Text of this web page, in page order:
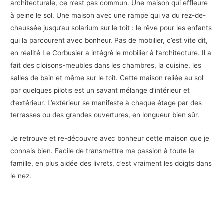
architecturale, ce n’est pas commun. Une maison qui effleure
à peine le sol. Une maison avec une rampe qui va du rez-de-
chaussée jusqu’au solarium sur le toit : le rêve pour les enfants
qui la parcourent avec bonheur. Pas de mobilier, c’est vite dit,
en réalité Le Corbusier a intégré le mobilier à l’architecture. Il a
fait des cloisons-meubles dans les chambres, la cuisine, les
salles de bain et même sur le toit. Cette maison reliée au sol
par quelques pilotis est un savant mélange d’intérieur et
d’extérieur. L’extérieur se manifeste à chaque étage par des
terrasses ou des grandes ouvertures, en longueur bien sûr.
Je retrouve et re-découvre avec bonheur cette maison que je
connais bien. Facile de transmettre ma passion à toute la
famille, en plus aidée des livrets, c’est vraiment les doigts dans
le nez.